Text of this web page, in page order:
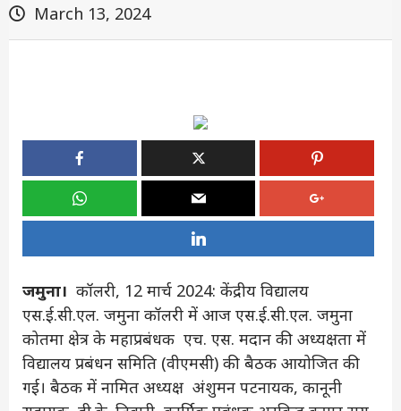
March 13, 2024
जमुना। कॉलरी, 12 मार्च 2024: केंद्रीय विद्यालय
एस.ई.सी.एल. जमुना कॉलरी में आज एस.ई.सी.एल. जमुना
कोतमा क्षेत्र के महाप्रबंधक एच. एस. मदान की अध्यक्षता में
विद्यालय प्रबंधन समिति (वीएमसी) की बैठक आयोजित की
गई। बैठक में नामित अध्यक्ष अंशुमन पटनायक, कानूनी